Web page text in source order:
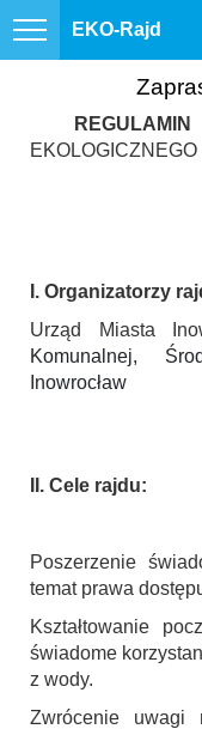
EKO-Rajd
REGULAMIN
EKOLOGICZNEGO
I. Organizatorzy
Urząd Miasta
Komunalnej,
Inowrocław
II. Cele rajdu:
Poszerzenie
temat prawa
Kształtowanie
świadome
z wody.
Zwrócenie uwagi